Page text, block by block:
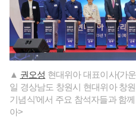
▲ 권오성 현대위아 대표이사(가
일 경상남도 창원시 현대위아 창
기념식’에서 주요 참석자들과 함
아>